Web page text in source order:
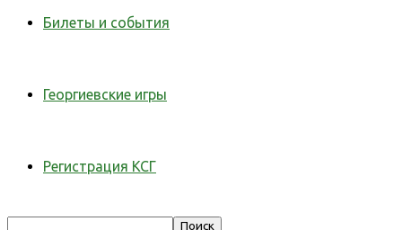
Билеты и события
Георгиевские игры
Регистрация КСГ